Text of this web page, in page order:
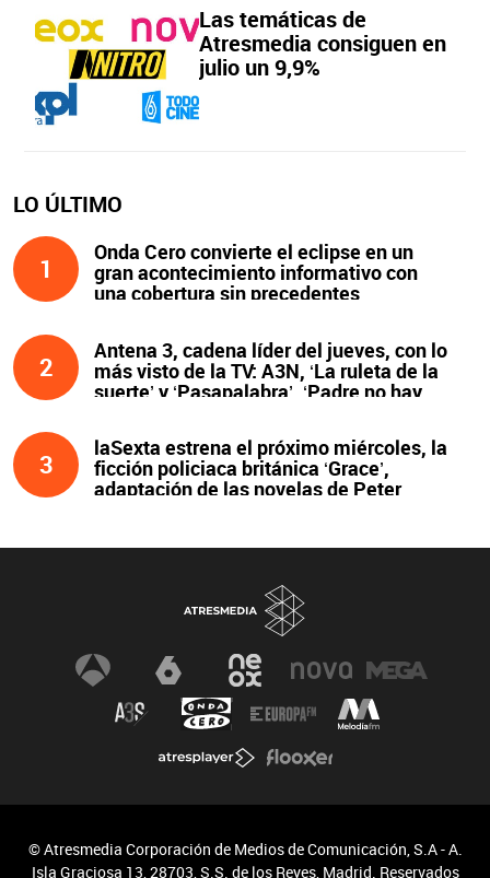
Las temáticas de
Atresmedia consiguen en
julio un 9,9%
LO ÚLTIMO
1
Onda Cero convierte el eclipse en un
gran acontecimiento informativo con
una cobertura sin precedentes
2
Antena 3, cadena líder del jueves, con lo
más visto de la TV: A3N, ‘La ruleta de la
suerte’ y ‘Pasapalabra’. ‘Padre no hay
3
laSexta estrena el próximo miércoles, la
ficción policiaca británica ‘Grace’,
adaptación de las novelas de Peter
© Atresmedia Corporación de Medios de Comunicación, S.A - A.
Isla Graciosa 13, 28703, S.S. de los Reyes, Madrid. Reservados